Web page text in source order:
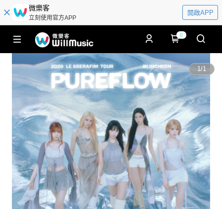
微樂客
立刻使用官方APP
開啟APP
0
1/1